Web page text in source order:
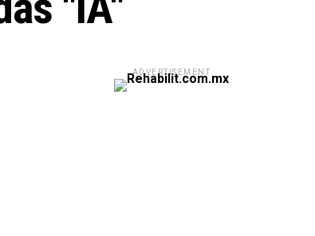
ADVERTISEMENT